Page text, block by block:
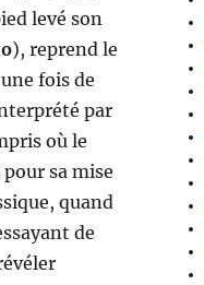
levé son
), reprend le
fois de
par
où le
sa mise
quand
de